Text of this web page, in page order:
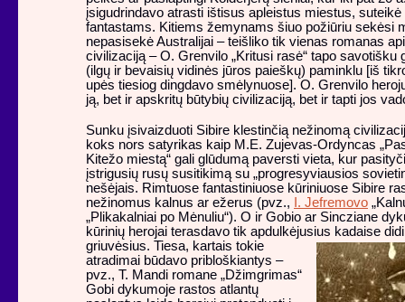
įsigudrindavo atrasti ištisus apleistus miestus, suteikė
fantastams. Kitiems žemynams šiuo požiūriu sekėsi
nepasisekė Australijai – teišliko tik vienas romanas
civilizaciją – O. Grenvilo „Kritusi rasė“ tapo savotišku
(ilgų ir bevaisių vidinės jūros paieškų) paminklu [iš
upės tiesiog dingdavo smėlynuose]. O. Grenvilo
ją, bet ir apskritų būtybių civilizaciją, bet ir tapti jos
Sunku įsivaizduoti Sibire klestinčią nežinomą
koks nors satyrikas kaip M.E. Zujevas-Ordyncas
Kitežo miestą“ gali glūdumą paversti vieta, kur
įstrigusių rusų susitikimą su „progresyviausios
nešėjais. Rimtuose fantastiniuose kūriniuose Sibire
nežinomus kalnus ar ežerus (pvz., I. Jefremovo
„Plikakalniai po Mėnuliu“). O ir Gobio ar Sincziane
kūrinių herojai terasdavo tik apdulkėjusius kadaise
griuvėsius. Tiesa, kartais tokie
atradimai būdavo pribloškiantys –
pvz., T. Mandi romane „Džimgrimas“
Gobi dykumoje rastos atlantų